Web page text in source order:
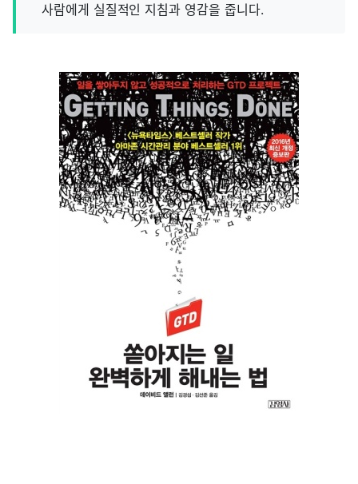
사람에게 실질적인 지침과 영감을 줍니다.